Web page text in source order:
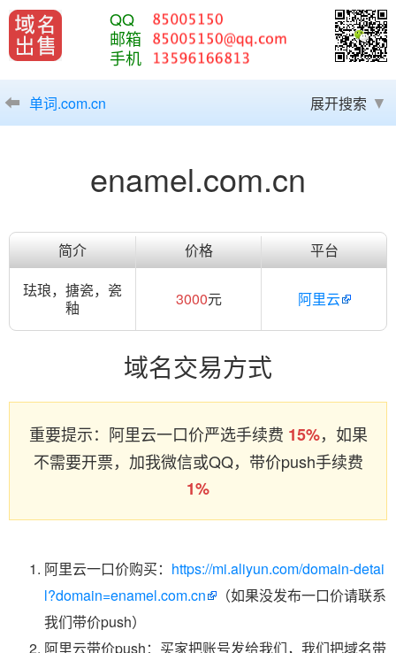
QQ
邮箱
手机
单词.com.cn 展开搜索
enamel.com.cn
简介 价格
平台
珐琅，搪瓷，瓷
釉
3000元 阿里云
域名交易方式
重要提示：阿里云一口价严选手续费 15%，如果
不需要开票，加我微信或QQ，带价push手续费
1%
阿里云一口价购买： https://mi.aliyun.com/domain-detai
l?domain=enamel.com.cn
（如果没发布一口价请联系
我们带价push）
阿里云带价push：买家把账号发给我们，我们把域名带